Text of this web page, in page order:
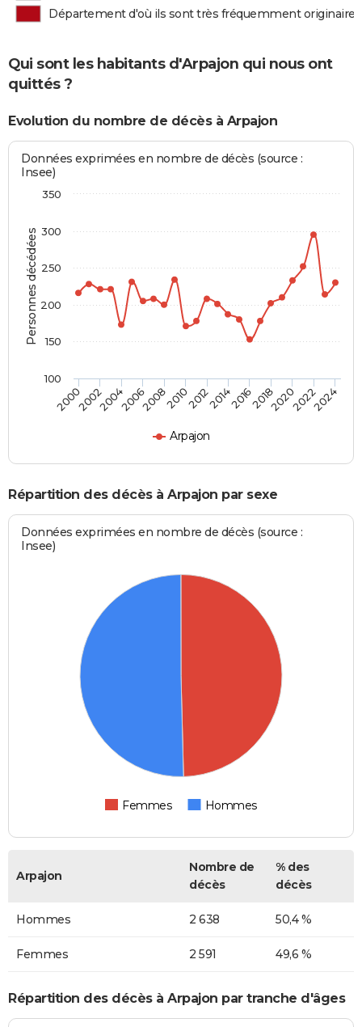
Département d'où ils sont très fréquemment originaires
Qui sont les habitants d'Arpajon qui nous ont
quittés ?
Evolution du nombre de décès à Arpajon
Personnes décédées
Données exprimées en nombre de décès (source :
Insee)
Arpajon
2000200220042006200820102012201420162018202020222024
100
150
200
250
300
350
Répartition des décès à Arpajon par sexe
Données exprimées en nombre de décès (source :
Insee)
Femmes Hommes
Arpajon
Nombre de
décès
% des
décès
Hommes 2 638 50,4 %
Femmes 2 591 49,6 %
Répartition des décès à Arpajon par tranche d'âges